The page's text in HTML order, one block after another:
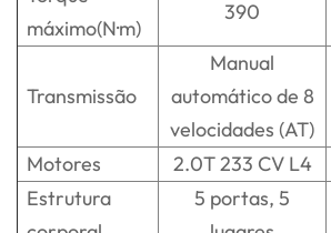
máximo(N·m)
390
Transmissão
Manual
automático de 8
velocidades (AT)
Motores
2.0T 233 CV L4
Estrutura
5 portas, 5